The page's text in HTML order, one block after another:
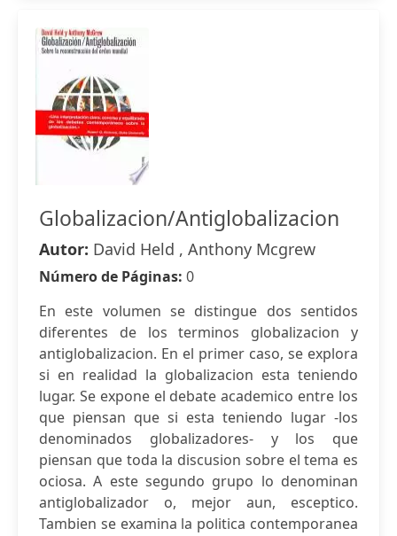
Globalizacion/Antiglobalizacion
Autor: David Held , Anthony Mcgrew
Número de Páginas: 0
En este volumen se distingue dos sentidos
diferentes de los terminos globalizacion y
antiglobalizacion. En el primer caso, se explora
si en realidad la globalizacion esta teniendo
lugar. Se expone el debate academico entre los
que piensan que si esta teniendo lugar -los
denominados globalizadores- y los que
piensan que toda la discusion sobre el tema es
ociosa. A este segundo grupo lo denominan
antiglobalizador o, mejor aun, esceptico.
Tambien se examina la politica contemporanea